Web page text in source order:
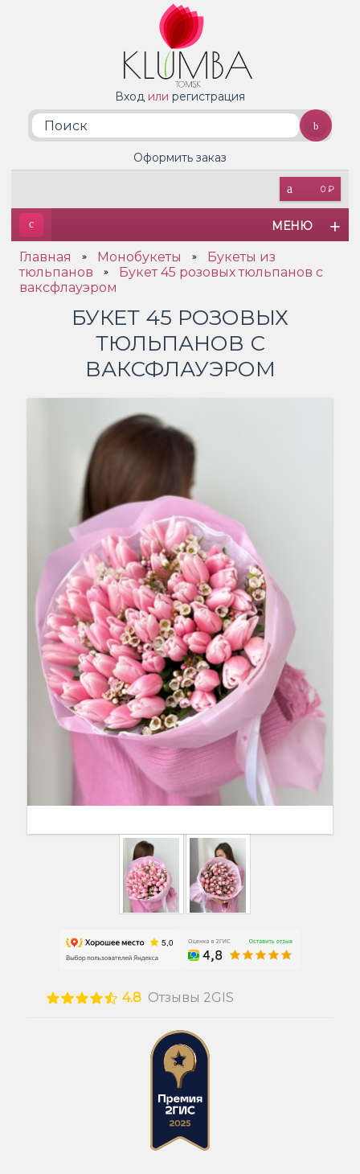
Вход или регистрация
0 ₽
Оформить заказ
МЕНЮ
Главная » Монобукеты »
Букеты из
тюльпанов
»
Букет 45 розовых тюльпанов с
ваксфлауэром
БУКЕТ 45 РОЗОВЫХ
ТЮЛЬПАНОВ С
ВАКСФЛАУЭРОМ
4.8 Отзывы 2GIS